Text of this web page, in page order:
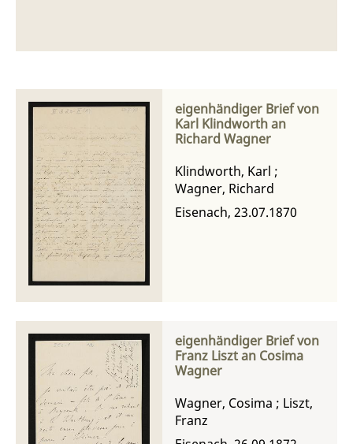
eigenhändiger Brief von
Karl Klindworth an
Richard Wagner
Klindworth, Karl ;
Wagner, Richard
Eisenach, 23.07.1870
eigenhändiger Brief von
Franz Liszt an Cosima
Wagner
Wagner, Cosima ; Liszt,
Franz